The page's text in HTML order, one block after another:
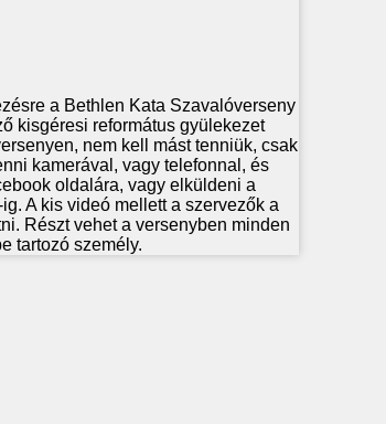
a Bethlen Kata Szavalóverseny
kisgéresi református gyülekezet
nem kell mást tenniük, csak
kamerával, vagy telefonnal, és
oldalára, vagy elküldeni a
A kis videó mellett a szervezők a
Részt vehet a versenyben minden
tartozó személy.